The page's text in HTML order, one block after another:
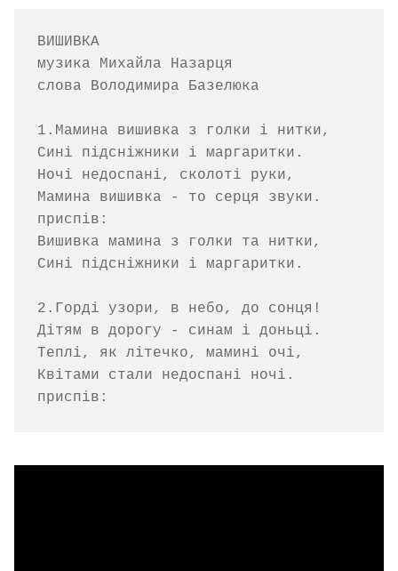
ВИШИВКА
музика Михайла Назарця
слова Володимира Базелюка
1.Мамина вишивка з голки і нитки,
Сині підсніжники і маргаритки.
Ночі недоспані, сколоті руки,
Мамина вишивка - то серця звуки.
приспів:
Вишивка мамина з голки та нитки,
Сині підсніжники і маргаритки.
2.Горді узори, в небо, до сонця!
Дітям в дорогу - синам і доньці.
Теплі, як літечко, мамині очі,
Квітами стали недоспані ночі.